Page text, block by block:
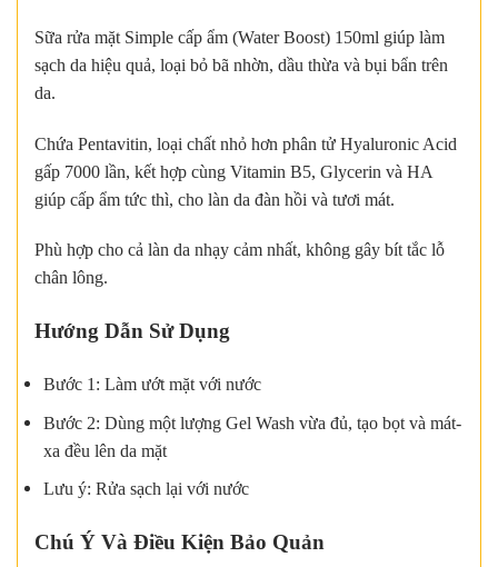
Sữa rửa mặt Simple cấp ẩm (Water Boost) 150ml giúp làm
sạch da hiệu quả, loại bỏ bã nhờn, dầu thừa và bụi bẩn trên
da.
Chứa Pentavitin, loại chất nhỏ hơn phân tử Hyaluronic Acid
gấp 7000 lần, kết hợp cùng Vitamin B5, Glycerin và HA
giúp cấp ẩm tức thì, cho làn da đàn hồi và tươi mát.
Phù hợp cho cả làn da nhạy cảm nhất, không gây bít tắc lỗ
chân lông.
Hướng Dẫn Sử Dụng
Bước 1: Làm ướt mặt với nước
Bước 2: Dùng một lượng Gel Wash vừa đủ, tạo bọt và mát-
xa đều lên da mặt
Lưu ý: Rửa sạch lại với nước
Chú Ý Và Điều Kiện Bảo Quản